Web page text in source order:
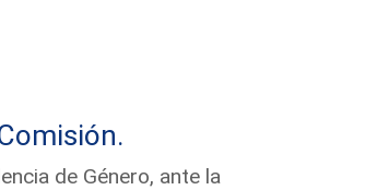
de Género, ante la